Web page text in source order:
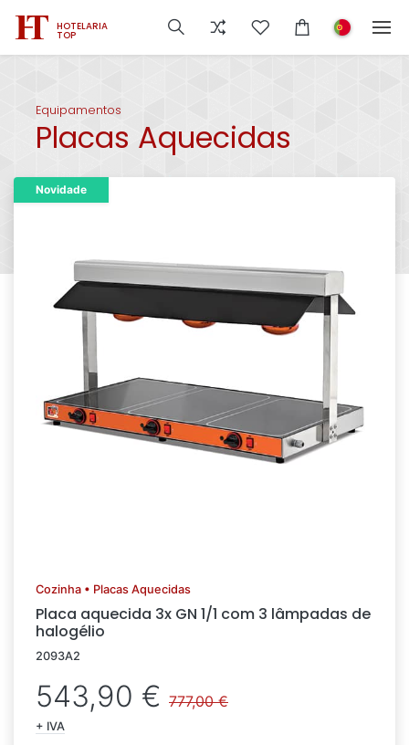
HOTELARIA
TOP
Equipamentos
Placas Aquecidas
Novidade
Cozinha • Placas Aquecidas
Placa aquecida 3x GN 1/1 com 3 lâmpadas de
halogélio
2093A2
543,90 € 777,00 €
+ IVA